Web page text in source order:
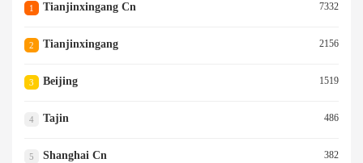
1 Tianjinxingang Cn 7332
2 Tianjinxingang 2156
3 Beijing 1519
4 Tajin 486
5 Shanghai Cn 382